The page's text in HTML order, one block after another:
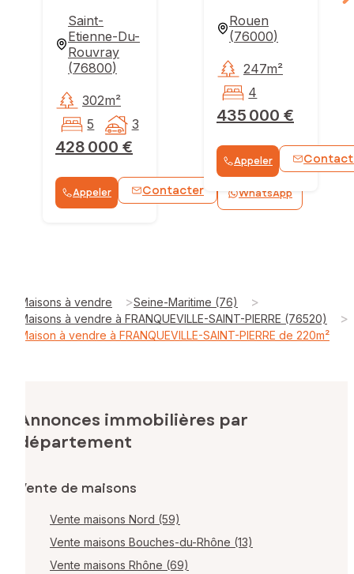
Saint-
Etienne-Du-
Rouvray
(76800)
428 000 €
302m²
5
3
Appeler Contacter WhatsApp
Rouen
(76000)
435 000 €
247m²
4
Appeler
Maisons à vendre >Seine-Maritime (76) >
Maisons à vendre à FRANQUEVILLE-SAINT-PIERRE (76520) >
Maison à vendre à FRANQUEVILLE-SAINT-PIERRE de 220m²
Annonces immobilières par
département
Vente de maisons
Vente maisons Nord (59)
Vente maisons Bouches-du-Rhône (13)
Vente maisons Rhône (69)